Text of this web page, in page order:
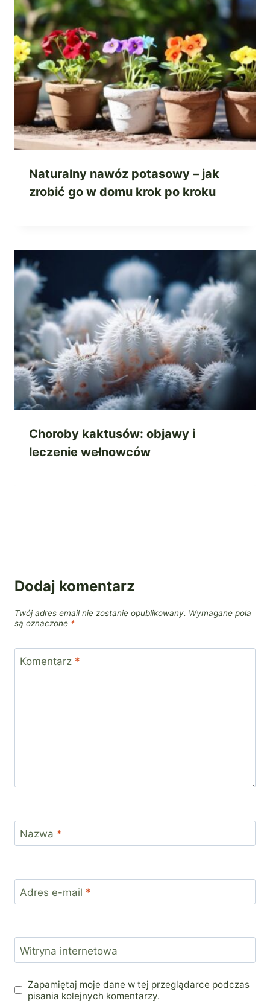
Naturalny nawóz potasowy – jak
zrobić go w domu krok po kroku
Choroby kaktusów: objawy i
leczenie wełnowców
Dodaj komentarz
Twój adres email nie zostanie opublikowany. Wymagane pola
są oznaczone *
Komentarz *
Nazwa *
Adres e-mail *
Witryna internetowa
Zapamiętaj moje dane w tej przeglądarce podczas
pisania kolejnych komentarzy.